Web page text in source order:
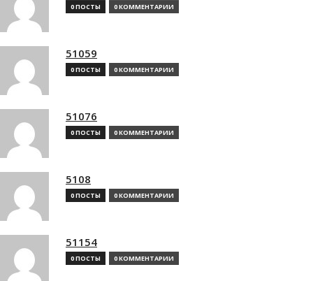
0 ПОСТЫ 0 КОММЕНТАРИИ
51059
0 ПОСТЫ 0 КОММЕНТАРИИ
51076
0 ПОСТЫ 0 КОММЕНТАРИИ
5108
0 ПОСТЫ 0 КОММЕНТАРИИ
51154
0 ПОСТЫ 0 КОММЕНТАРИИ